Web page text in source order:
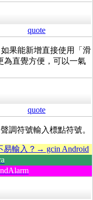
quote
果能新增直接使用「滑
為直覺方便，可以一氣
quote
調符號輸入標點符號。
易輸入？→ gcin Android